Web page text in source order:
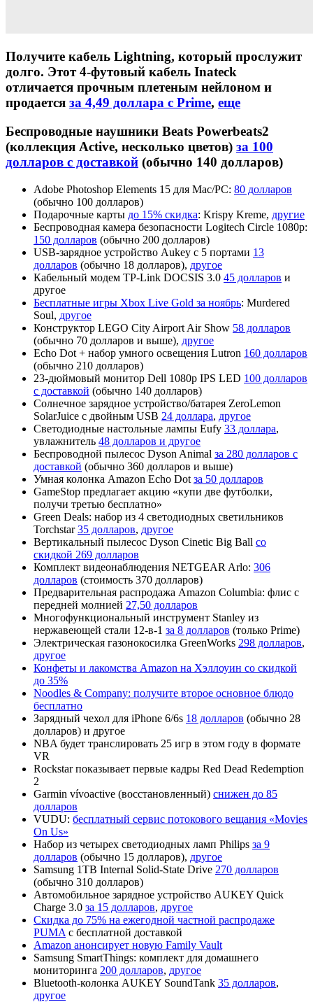
Получите кабель Lightning, который прослужит
долго. Этот 4-футовый кабель Inateck
отличается прочным плетеным нейлоном и
продается за 4,49 доллара с Prime, еще
Беспроводные наушники Beats Powerbeats2
(коллекция Active, несколько цветов) за 100
долларов с доставкой (обычно 140 долларов)
Adobe Photoshop Elements 15 для Mac/PC: 80 долларов
(обычно 100 долларов)
Подарочные карты до 15% скидка: Krispy Kreme, другие
Беспроводная камера безопасности Logitech Circle 1080p:
150 долларов (обычно 200 долларов)
USB-зарядное устройство Aukey с 5 портами 13
долларов (обычно 18 долларов), другое
Кабельный модем TP-Link DOCSIS 3.0 45 долларов и
другое
Бесплатные игры Xbox Live Gold за ноябрь: Murdered
Soul, другое
Конструктор LEGO City Airport Air Show 58 долларов
(обычно 70 долларов и выше), другое
Echo Dot + набор умного освещения Lutron 160 долларов
(обычно 210 долларов)
23-дюймовый монитор Dell 1080p IPS LED 100 долларов
с доставкой (обычно 140 долларов)
Солнечное зарядное устройство/батарея ZeroLemon
SolarJuice с двойным USB 24 доллара, другое
Светодиодные настольные лампы Eufy 33 доллара,
увлажнитель 48 долларов и другое
Беспроводной пылесос Dyson Animal за 280 долларов с
доставкой (обычно 360 долларов и выше)
Умная колонка Amazon Echo Dot за 50 долларов
GameStop предлагает акцию «купи две футболки,
получи третью бесплатно»
Green Deals: набор из 4 светодиодных светильников
Torchstar35 долларов, другое
Вертикальный пылесос Dyson Cinetic Big Ball со
скидкой 269 долларов
Комплект видеонаблюдения NETGEAR Arlo: 306
долларов (стоимость 370 долларов)
Предварительная распродажа Amazon Columbia: флис с
передней молнией 27,50 долларов
Многофункциональный инструмент Stanley из
нержавеющей стали 12-в-1 за 8 долларов (только Prime)
Электрическая газонокосилка GreenWorks 298 долларов,
другое
Конфеты и лакомства Amazon на Хэллоуин со скидкой
до 35%
Noodles & Company: получите второе основное блюдо
бесплатно
Зарядный чехол для iPhone 6/6s 18 долларов (обычно 28
долларов) и другое
NBA будет транслировать 25 игр в этом году в формате
VR
Rockstar показывает первые кадры Red Dead Redemption
2
Garmin vívoactive (восстановленный) снижен до 85
долларов
VUDU: бесплатный сервис потокового вещания «Movies
On Us»
Набор из четырех светодиодных ламп Philips за 9
долларов (обычно 15 долларов), другое
Samsung 1TB Internal Solid-State Drive 270 долларов
(обычно 310 долларов)
Автомобильное зарядное устройство AUKEY Quick
Charge 3.0 за 15 долларов, другое
Скидка до 75% на ежегодной частной распродаже
PUMA с бесплатной доставкой
Amazon анонсирует новую Family Vault
Samsung SmartThings: комплект для домашнего
мониторинга 200 долларов, другое
Bluetooth-колонка AUKEY SoundTank 35 долларов,
другое